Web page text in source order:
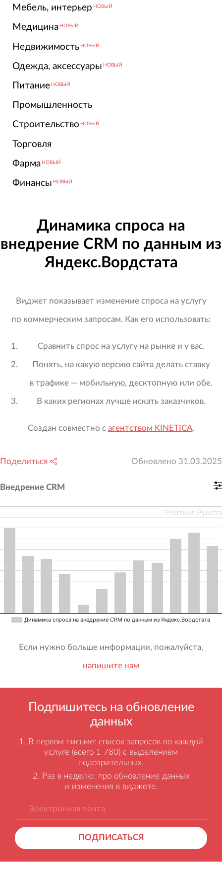
Мебель, интерьер НОВЫЙ
Медицина НОВЫЙ
Недвижимость НОВЫЙ
Одежда, аксессуары НОВЫЙ
Питание НОВЫЙ
Промышленность
Строительство НОВЫЙ
Торговля
Фарма НОВЫЙ
Финансы НОВЫЙ
Динамика спроса на
внедрение CRM по данным из
Яндекс.Вордстата
Виджет показывает изменение спроса на услугу
по коммерческим запросам. Как его использовать:
Сравнить спрос на услугу на рынке и у вас.
Понять, на какую версию сайта делать ставку
в трафике — мобильную, десктопную или обе.
В каких регионах лучше искать заказчиков.
Создан совместно с агентством KINETICA.
Поделиться Обновлено 31.03.2025
Внедрение CRM
Динамика спроса на внедрение CRM по данным из Яндекс.Вордстата
Рейтинг Рунета
Если нужно больше информации, пожалуйста,
напишите нам
Подпишитесь на обновление
данных
В первом письме: список запросов по каждой
услуге (всего 1 780) с выделением
подозрительных.
Раз в неделю: про обновление данных
и изменения в виджете.
ПОДПИСАТЬСЯ